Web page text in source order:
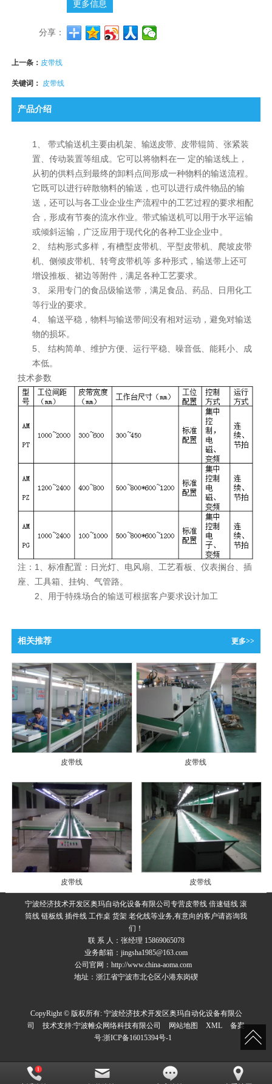
更多信息
分享：
上一条： 皮带线
关键词： 皮带线
产品介绍
1、带式输送机主要由机架、输送皮带、
皮带辊筒、张紧装
置、传动装置等组成。它可以将物料在一 定的输送线上，
从初的供料点到最终的卸料点间形成一种物料的输送流程。
它既可以进行碎散物料的输送，也可以进行成件物品的输
送，还可以与各工业企业生产流程中的工艺过程的要求相配
合，形成有节奏的流水作业。带式输送机可以用于水平运输
或倾斜运输，广泛应用于现代化的各种工业企业中。
2、结构形式多样，有槽型皮带机、平型皮带机、爬坡皮带
机、侧倾皮带机、转弯皮带机等 多种形式，输送带上还可
增设推板、裙边等附件，满足各种工艺要求。
3、采用专门的食品级输送带，满足食品、药品、日用化工
等行业的要求。
4、输送平稳，物料与输送带间没有相对运动，避免对输送
物的损坏。
5、结构简单、维护方便、运行平稳、噪音低、能耗小、成
本低。
技术参数
注：1、标准配置：日光灯、电风扇、工艺看板、仪表搁台、插
座、工具箱、挂钩、气管路。
2 、用于特殊场合的输送可根据客户要求设计加工
相关推荐 更多>>
皮带线 皮带线
皮带线 皮带线
宁波经济技术开发区奥玛自动化设备有限公司专营皮带线 倍速链线 滚
筒线 链板线 插件线 工作桌 货架 老化线等业务,有意向的客户请咨询我
们！
联 系 人：张经理 15869065078
业务邮箱：jingsha1985@163.com
公司官网： http://www.china-aoma.com
地址：浙江省宁波市北仑区小港东岗碶
CopyRight © 版权所有: 宁波经济技术开发区奥玛自动化设备有限公
司
技术支持:宁波帷众网络科技有限公司 网站地图 XML
备案
号:浙ICP备16015394号-1